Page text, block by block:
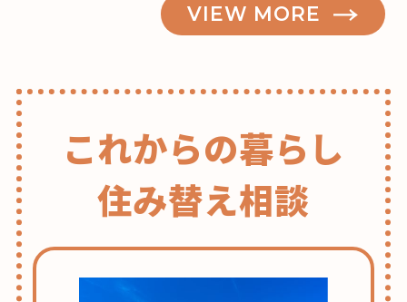
VIEW MORE
これからの暮らし
住み替え相談